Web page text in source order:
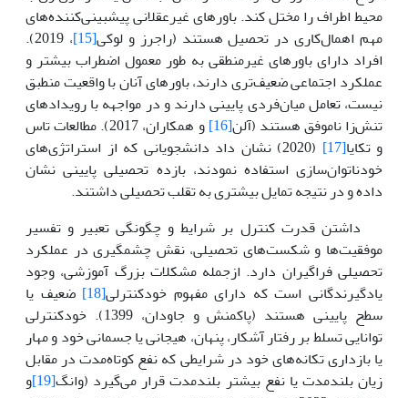
محیط اطراف را مختل کند. باورهای غیرعقلانی پیشبینی‌کننده‌های
مهم اهمال‌کاری در تحصیل هستند (راجرز و لوکی[15]
، 2019).
افراد دارای باورهای غیرمنطقی به طور معمول اضطراب بیشتر و
عملکرد اجتماعی ضعیف‌تری دارند، باورهای آنان با واقعیت منطبق
نیست، تعامل میان‌فردی پایینی دارند و در مواجهه با رویدادهای
تنش‌زا ناموفق هستند (آلن[16]
و همکاران، 2017). مطالعات تاس
و تکایا[17]
(2020) نشان داد دانشجویانی که از استراتژی‌های
خودناتوان‌سازی استفاده نمودند، بازده تحصیلی پایینی نشان
داده و در نتیجه تمایل بیشتری به تقلب تحصیلی داشتند.
داشتن قدرت کنترل بر شرایط و چگونگی تعبیر و تفسیر
موفقیت‌ها و شکست‌های تحصیلی، نقش چشمگیری در عملکرد
تحصیلی فراگیران دارد. ازجمله مشکلات بزرگ آموزشی، وجود
یادگیرندگانی است که دارای مفهوم خودکنترلی[18]
ضعیف یا
سطح پایینی هستند (پاکمنش و جاودان، 1399). خودکنترلی
توانایی تسلط بر رفتار آشکار، پنهان، هیجانی یا جسمانی خود و مهار
یا بازداری تکانه‌های خود در شرایطی که نفع کوتاه‌مدت در مقابل
زیان بلندمدت یا نفع بیشتر بلندمدت قرار می‌گیرد (وانگ[19]
و